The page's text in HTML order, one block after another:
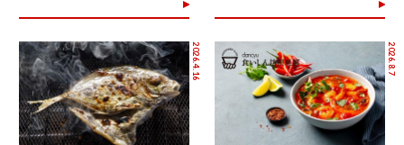
2026.4.16 2026.8.7